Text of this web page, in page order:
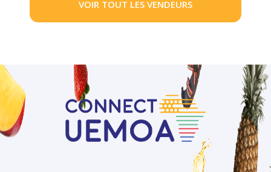
VOIR TOUT LES VENDEURS